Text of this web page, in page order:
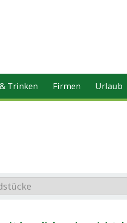
Trinken Firmen Urlaub